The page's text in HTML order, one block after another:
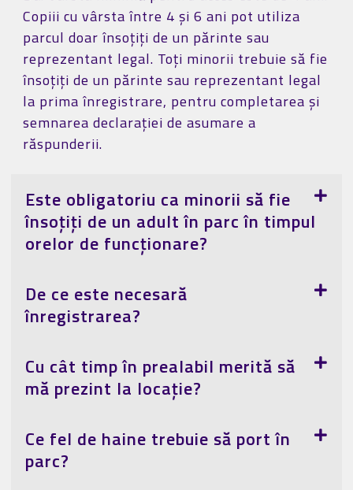
Copiii cu vârsta între 4 și 6 ani pot utiliza
parcul doar însoțiți de un părinte sau
reprezentant legal. Toți minorii trebuie să fie
însoțiți de un părinte sau reprezentant legal
la prima înregistrare, pentru completarea și
semnarea declarației de asumare a
răspunderii.
Este obligatoriu ca minorii să fie
însoțiți de un adult în parc în timpul
orelor de funcționare?
De ce este necesară
înregistrarea?
Cu cât timp în prealabil merită să
mă prezint la locație?
Ce fel de haine trebuie să port în
parc?